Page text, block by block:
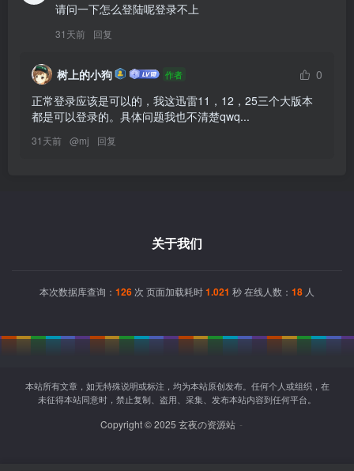
请问一下怎么登陆呢登录不上
31天前 回复
树上的小狗 作者
0
正常登录应该是可以的，我这迅雷11，12，25三个大版本
都是可以登录的。具体问题我也不清楚qwq...
31天前 @mj 回复
关于我们
本次数据库查询： 126 次 页面加载耗时1.021 秒 在线人数： 18 人
本站所有文章，如无特殊说明或标注，均为本站原创发布。任何个人或组织，在
未征得本站同意时，禁止复制、盗用、采集、发布本站内容到任何平台。
Copyright © 2025 玄夜の资源站 -